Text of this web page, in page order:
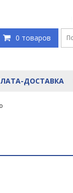
0 товаров
ДОСТАВКА